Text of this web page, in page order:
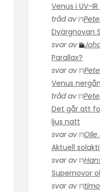
Venus i UV-
tråd av
Dvärgnovan
svar av
Parallax?
svar av
Venus
tråd av
Det går att
ljus natt
svar av
Olle
Aktuell
svar av
Supernovor
svar av